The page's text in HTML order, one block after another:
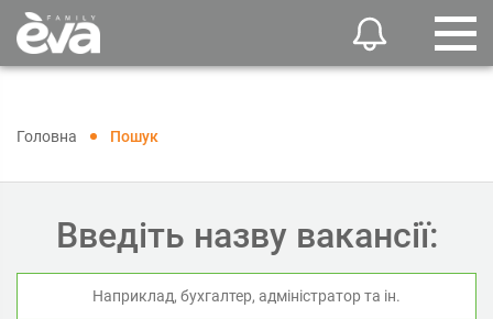
Головна Пошук
Введіть назву вакансії: